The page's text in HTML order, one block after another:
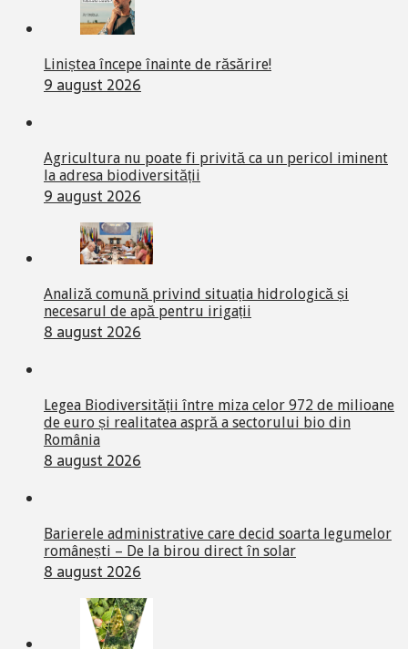
Liniștea începe înainte de răsărire!
9 august 2026
Agricultura nu poate fi privită ca un pericol iminent
la adresa biodiversității
9 august 2026
Analiză comună privind situația hidrologică și
necesarul de apă pentru irigații
8 august 2026
Legea Biodiversității între miza celor 972 de milioane
de euro și realitatea aspră a sectorului bio din
România
8 august 2026
Barierele administrative care decid soarta legumelor
românești – De la birou direct în solar
8 august 2026